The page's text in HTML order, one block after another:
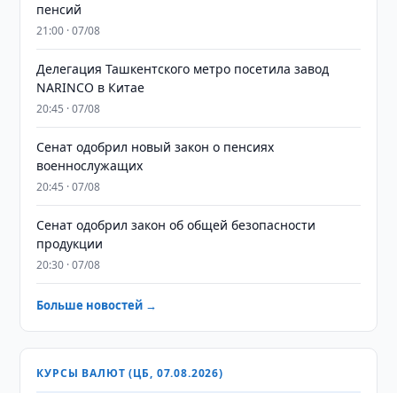
пенсий
21:00 · 07/08
Делегация Ташкентского метро посетила завод
NARINCO в Китае
20:45 · 07/08
Сенат одобрил новый закон о пенсиях
военнослужащих
20:45 · 07/08
Сенат одобрил закон об общей безопасности
продукции
20:30 · 07/08
Больше новостей →
КУРСЫ ВАЛЮТ (ЦБ, 07.08.2026)